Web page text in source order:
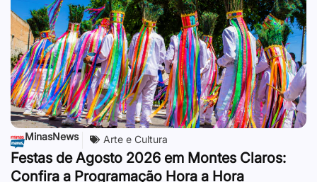
MinasNews Arte e Cultura
Festas de Agosto 2026 em Montes Claros:
Confira a Programação Hora a Hora